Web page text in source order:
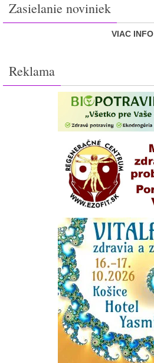
Zasielanie noviniek
VIAC INFO
Reklama